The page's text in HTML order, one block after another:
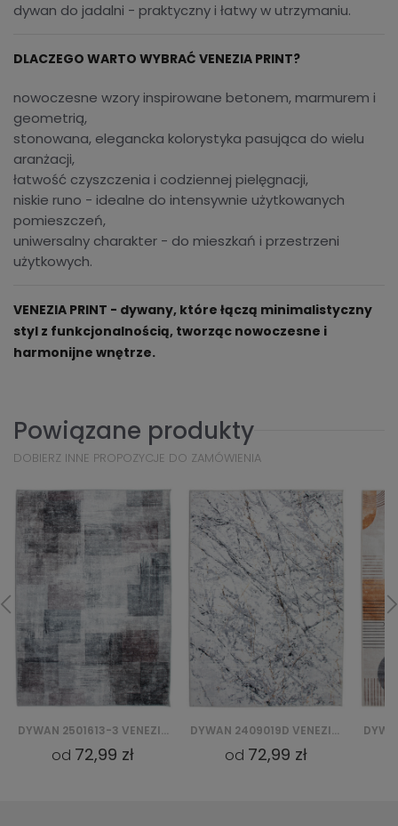
dywan do jadalni - praktyczny i łatwy w utrzymaniu.
DLACZEGO WARTO WYBRAĆ VENEZIA PRINT?
nowoczesne wzory inspirowane betonem, marmurem i
geometrią,
stonowana, elegancka kolorystyka pasująca do wielu
aranżacji,
łatwość czyszczenia i codziennej pielęgnacji,
niskie runo - idealne do intensywnie użytkowanych
pomieszczeń,
uniwersalny charakter - do mieszkań i przestrzeni
użytkowych.
VENEZIA PRINT - dywany, które łączą minimalistyczny
styl z funkcjonalnością, tworząc nowoczesne i
harmonijne wnętrze.
Powiązane produkty
DOBIERZ INNE PROPOZYCJE DO ZAMÓWIENIA
DYWAN 2409019D VENEZIA PRINT
od 72,99 zł
DYWAN 250935D-1 VENEZIA PRINT
od 72,99 zł